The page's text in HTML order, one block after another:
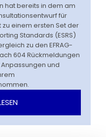
hat bereits in dem am
für
einem ersten Set der
Standards (ESRS)
zu den EFRAG-
604 Rückmeldungen
und